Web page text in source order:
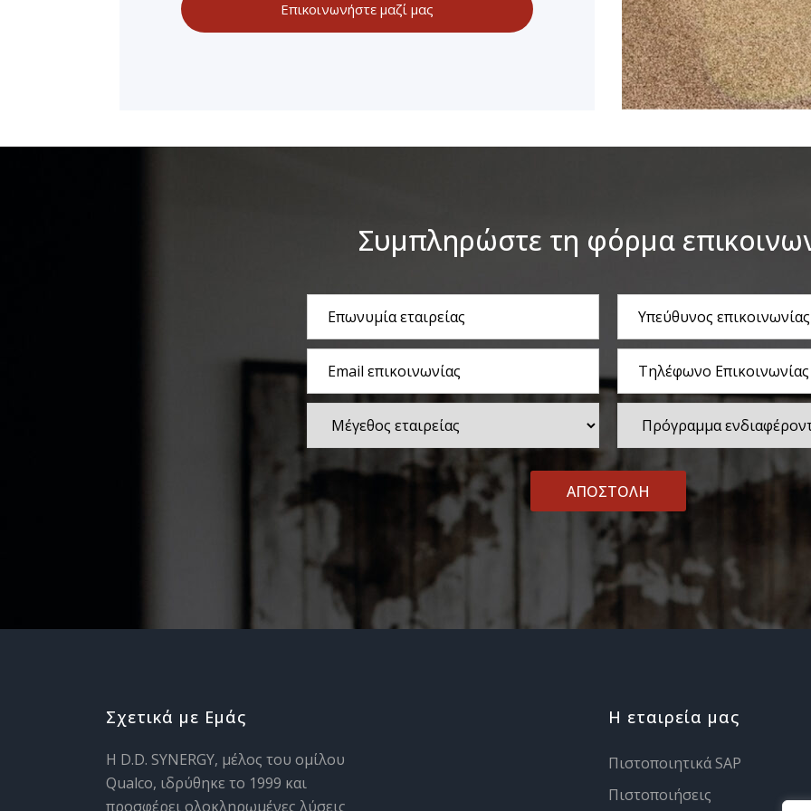
Επικοινωνήστε μαζί μας
Συμπληρώστε τη φόρμα
εταιρείας
επικοινωνίας
Email
επικοινωνίας
Επικοινωνίας
εταιρείας
ενδιαφέροντος
Σχετικά με Εμάς
H D.D. SYNERGY, μέλος του ομίλου
Qualco, ιδρύθηκε το 1999 και
προσφέρει ολοκληρωμένες λύσεις
Η εταιρεία μας
Πιστοποιητικά SAP
Πιστοποιήσεις